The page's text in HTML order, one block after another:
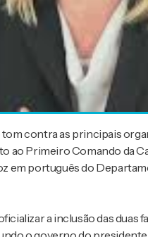
contra as principais
ao Primeiro Comando da
em português do
a inclusão das duas